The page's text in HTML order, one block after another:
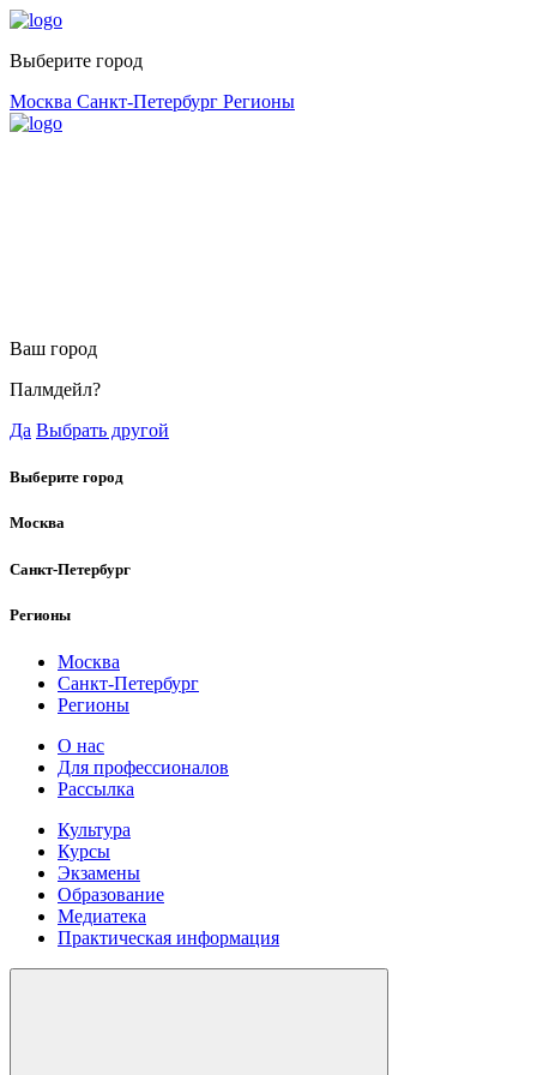
Выберите город
Москва Санкт-Петербург Регионы
Ваш город
Палмдейл?
Да Выбрать другой
Выберите город
Москва
Санкт-Петербург
Регионы
Москва
Санкт-Петербург
Регионы
О нас
Для профессионалов
Рассылка
Культура
Курсы
Экзамены
Образование
Медиатека
Практическая информация